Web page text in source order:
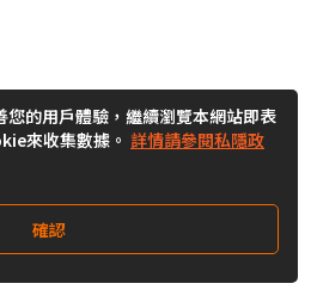
的用戶體驗，繼續瀏覽本網站即表
來收集數據。 詳情請參閱私隱政
確認